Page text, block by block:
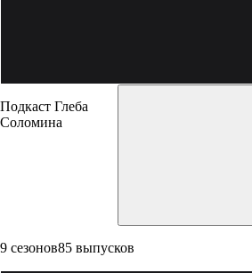
Подкаст Глеба
Соломина
9 сезонов85 выпусков